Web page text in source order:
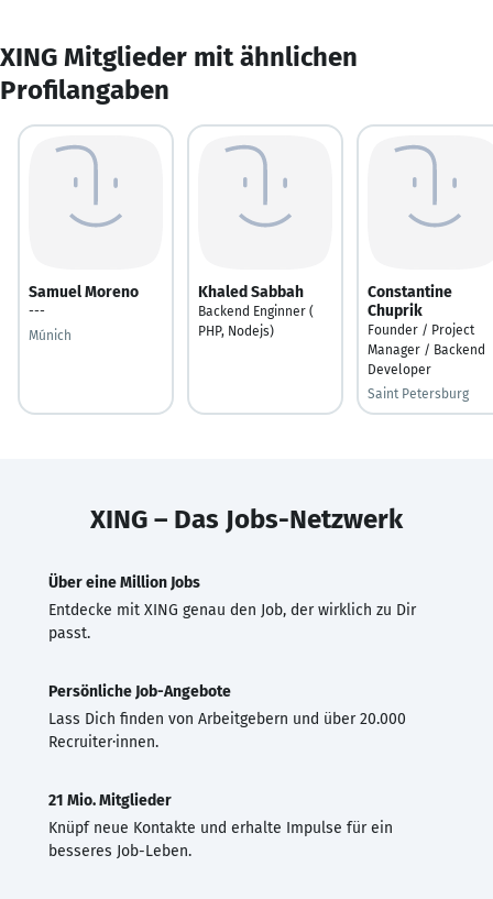
XING Mitglieder mit ähnlichen
Profilangaben
Samuel Moreno
---
Múnich
Khaled Sabbah
Backend Enginner (
PHP, Nodejs)
Constantine
Chuprik
Founder / Project
Manager / Backend
Developer
Saint Petersburg
XING – Das Jobs-Netzwerk
Über eine Million Jobs
Entdecke mit XING genau den Job, der wirklich zu Dir
passt.
Persönliche Job-Angebote
Lass Dich finden von Arbeitgebern und über 20.000
Recruiter·innen.
21 Mio. Mitglieder
Knüpf neue Kontakte und erhalte Impulse für ein
besseres Job-Leben.